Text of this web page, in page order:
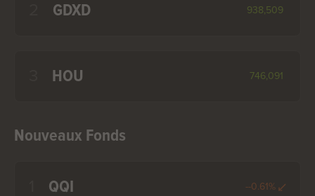
GDXD 938,509
HOU 746,091
Nouveaux Fonds
QQI --0.61%